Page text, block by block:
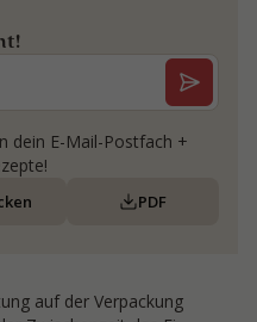
dein E-Mail-Postfach +
PDF
auf der Verpackung